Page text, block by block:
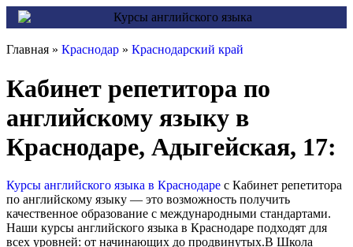
Главная » Краснодар » Краснодарский край
Кабинет репетитора по
английскому языку в
Краснодаре, Адыгейская, 17:
Курсы английского языка в Краснодаре с Кабинет репетитора
по английскому языку — это возможность получить
качественное образование с международными стандартами.
Наши курсы английского языка в Краснодаре подходят для
всех уровней: от начинающих до продвинутых.В Школа